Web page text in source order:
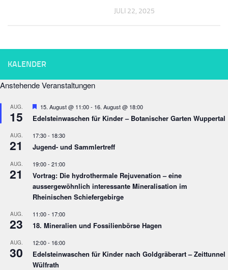
JULI 22, 2025
KALENDER
Anstehende Veranstaltungen
AUG.
15
Empfohlen
15. August @ 11:00- 16. August @ 18:00
Edelsteinwaschen für Kinder – Botanischer Garten Wuppertal
AUG.
21
17:30- 18:30
Jugend- und Sammlertreff
AUG.
21
19:00- 21:00
Vortrag: Die hydrothermale Rejuvenation – eine
aussergewöhnlich interessante Mineralisation im
Rheinischen Schiefergebirge
AUG.
23
11:00- 17:00
18. Mineralien und Fossilienbörse Hagen
AUG.
30
12:00- 16:00
Edelsteinwaschen für Kinder nach Goldgräberart – Zeittunnel
Wülfrath